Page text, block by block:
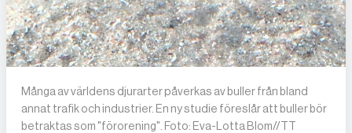
Många av världens djurarter påverkas av buller från bland
annat trafik och industrier. En ny studie föreslår att buller bör
betraktas som "förorening". Foto: Eva-Lotta Blom//TT